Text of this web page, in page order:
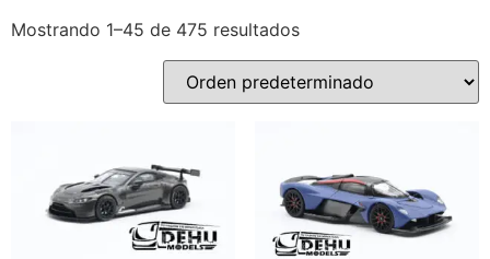
Mostrando 1–45 de 475 resultados